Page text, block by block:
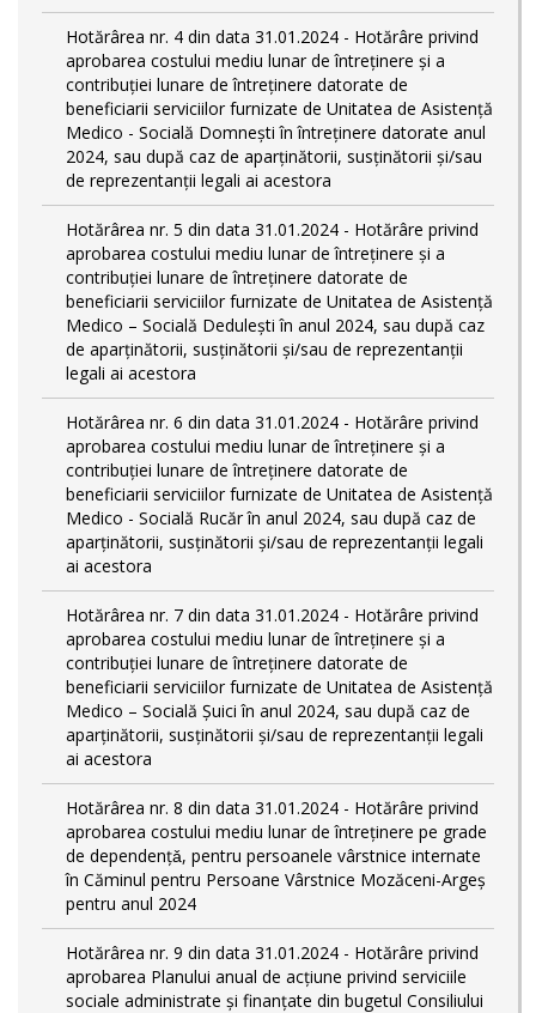
Hotărârea nr. 4 din data 31.01.2024 - Hotărâre privind
aprobarea costului mediu lunar de întreținere și a
contribuției lunare de întreținere datorate de
beneficiarii serviciilor furnizate de Unitatea de Asistență
Medico - Socială Domnești în întreținere datorate anul
2024, sau după caz de aparținătorii, susținătorii și/sau
de reprezentanții legali ai acestora
Hotărârea nr. 5 din data 31.01.2024 - Hotărâre privind
aprobarea costului mediu lunar de întreținere și a
contribuției lunare de întreținere datorate de
beneficiarii serviciilor furnizate de Unitatea de Asistență
Medico – Socială Dedulești în anul 2024, sau după caz
de aparținătorii, susținătorii și/sau de reprezentanții
legali ai acestora
Hotărârea nr. 6 din data 31.01.2024 - Hotărâre privind
aprobarea costului mediu lunar de întreținere și a
contribuției lunare de întreținere datorate de
beneficiarii serviciilor furnizate de Unitatea de Asistență
Medico - Socială Rucăr în anul 2024, sau după caz de
aparținătorii, susținătorii și/sau de reprezentanții legali
ai acestora
Hotărârea nr. 7 din data 31.01.2024 - Hotărâre privind
aprobarea costului mediu lunar de întreținere și a
contribuției lunare de întreținere datorate de
beneficiarii serviciilor furnizate de Unitatea de Asistență
Medico – Socială Șuici în anul 2024, sau după caz de
aparținătorii, susținătorii și/sau de reprezentanții legali
ai acestora
Hotărârea nr. 8 din data 31.01.2024 - Hotărâre privind
aprobarea costului mediu lunar de întreţinere pe grade
de dependențǎ, pentru persoanele vârstnice internate
în Căminul pentru Persoane Vârstnice Mozăceni-Argeș
pentru anul 2024
Hotărârea nr. 9 din data 31.01.2024 - Hotărâre privind
aprobarea Planului anual de acțiune privind serviciile
sociale administrate și finanțate din bugetul Consiliului